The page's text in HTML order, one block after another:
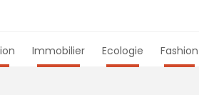
Immobilier Ecologie Fashion